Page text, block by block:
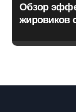
Обзор
жировиков